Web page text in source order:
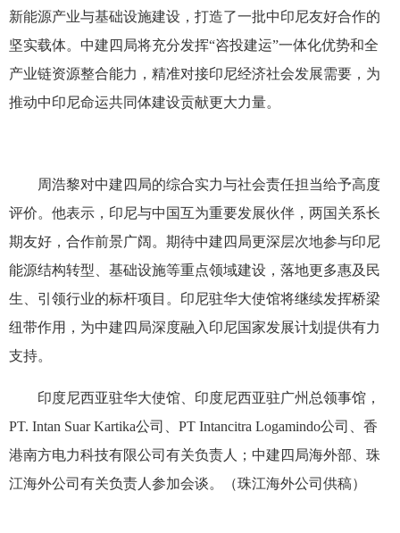
新能源产业与基础设施建设，打造了一批中印尼友好合作的
坚实载体。中建四局将充分发挥“咨投建运”一体化优势和全
产业链资源整合能力，精准对接印尼经济社会发展需要，为
推动中印尼命运共同体建设贡献更大力量。
周浩黎对中建四局的综合实力与社会责任担当给予高度
评价。他表示，印尼与中国互为重要发展伙伴，两国关系长
期友好，合作前景广阔。期待中建四局更深层次地参与印尼
能源结构转型、基础设施等重点领域建设，落地更多惠及民
生、引领行业的标杆项目。印尼驻华大使馆将继续发挥桥梁
纽带作用，为中建四局深度融入印尼国家发展计划提供有力
支持。
印度尼西亚驻华大使馆、印度尼西亚驻广州总领事馆，
PT. Intan Suar Kartika公司、PT Intancitra Logamindo公司、香
港南方电力科技有限公司有关负责人；中建四局海外部、珠
江海外公司有关负责人参加会谈。（珠江海外公司供稿）